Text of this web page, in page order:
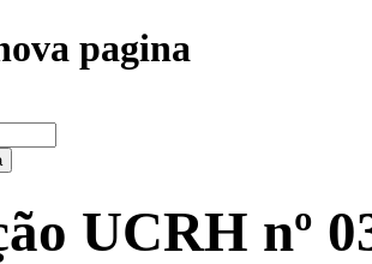
pagina
UCRH nº